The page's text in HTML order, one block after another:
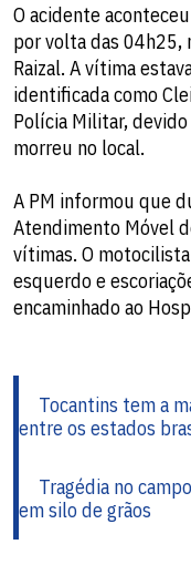
O acidente
por volta das 04h25,
Raizal. A vítima
identificada como
Polícia Militar,
morreu no local.
A PM informou que
Atendimento Móvel
vítimas. O
esquerdo e
encaminhado ao
Tocantins tem a
entre os estados
Tragédia no
em silo de grãos